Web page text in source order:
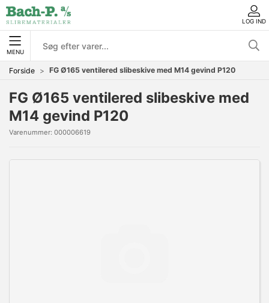
LOG IND
MENU
Forside FG Ø165 ventilered slibeskive med M14 gevind P120
FG Ø165 ventilered slibeskive med
M14 gevind P120
Varenummer: 000006619